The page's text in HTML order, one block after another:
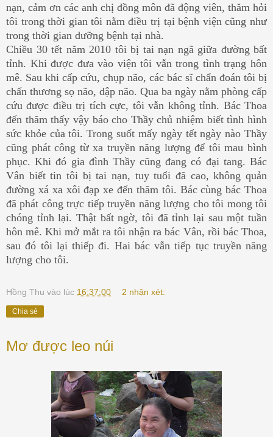
nạn, cảm ơn các anh chị đồng môn đã động viên, thăm hỏi
tôi trong thời gian tôi nằm điều trị tại bệnh viện cũng như
trong thời gian dưỡng bệnh tại nhà.
Chiều 30 tết năm 2010 tôi bị tai nạn ngã giữa đường bất
tỉnh. Khi được đưa vào viện tôi vẫn trong tình trạng hôn
mê. Sau khi cấp cứu, chụp não, các bác sĩ chẩn đoán tôi bị
chấn thương sọ não, dập não. Qua ba ngày nằm phòng cấp
cứu được điều trị tích cực, tôi vẫn không tỉnh. Bác Thoa
đến thăm thấy vậy báo cho Thầy chủ nhiệm biết tình hình
sức khỏe của tôi. Trong suốt mấy ngày tết ngày nào Thầy
cũng phát công từ xa truyền năng lượng để tôi mau bình
phục. Khi đó gia đình Thầy cũng đang có đại tang. Bác
Vân biết tin tôi bị tai nạn, tuy tuổi đã cao, không quản
đường xá xa xôi đạp xe đến thăm tôi. Bác cùng bác Thoa
đã phát công trực tiếp truyền năng lượng cho tôi mong tôi
chóng tỉnh lại. Thật bất ngờ, tôi đã tỉnh lại sau một tuần
hôn mê. Khi mở mắt ra tôi nhận ra bác Vân, rồi bác Thoa,
sau đó tôi lại thiếp đi. Hai bác vẫn tiếp tục truyền năng
lượng cho tôi.
Hồng Thu vào lúc 16:37:00 2 nhận xét:
Chia sẻ
Mơ được leo núi